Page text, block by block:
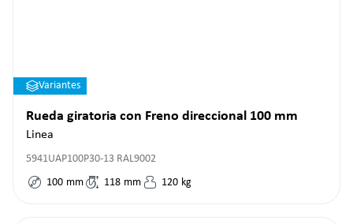
Variantes
Rueda giratoria con Freno direccional 100 mm
Linea
5941UAP100P30-13 RAL9002
100 mm 118 mm 120 kg